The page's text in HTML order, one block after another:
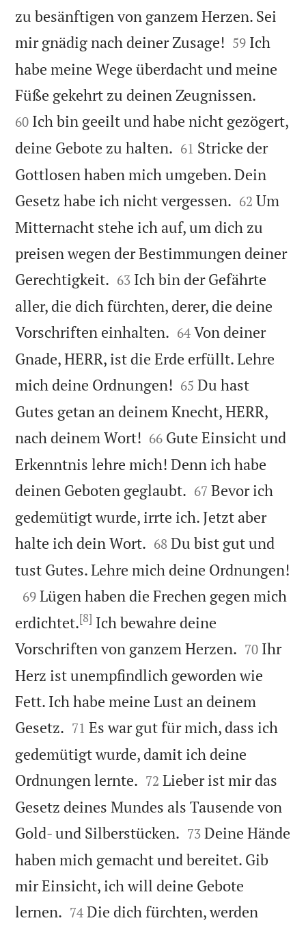
zu besänftigen von ganzem Herzen. Sei
mir gnädig nach deiner Zusage! 

59 Ich
habe meine Wege überdacht und meine
Füße gekehrt zu deinen Zeugnissen.
60 Ich bin geeilt und habe nicht gezögert,
deine Gebote zu halten. 

61 Stricke der
Gottlosen haben mich umgeben. Dein
Gesetz habe ich nicht vergessen. 

62 Um
Mitternacht stehe ich auf, um dich zu
preisen wegen der Bestimmungen deiner
Gerechtigkeit. 

63 Ich bin der Gefährte
aller, die dich fürchten, derer, die deine
Vorschriften einhalten. 

64 Von deiner
Gnade, HERR, ist die Erde erfüllt. Lehre
mich deine Ordnungen! 

65 Du hast
Gutes getan an deinem Knecht, HERR,
nach deinem Wort! 

66 Gute Einsicht und
Erkenntnis lehre mich! Denn ich habe
deinen Geboten geglaubt. 

67 Bevor ich
gedemütigt wurde, irrte ich. Jetzt aber
halte ich dein Wort. 

68 Du bist gut und
tust Gutes. Lehre mich deine Ordnungen!

69 Lügen haben die Frechen gegen mich
erdichtet.[8] Ich bewahre deine
Vorschriften von ganzem Herzen. 

70 Ihr
Herz ist unempfindlich geworden wie
Fett. Ich habe meine Lust an deinem
Gesetz. 

71 Es war gut für mich, dass ich
gedemütigt wurde, damit ich deine
Ordnungen lernte. 

72 Lieber ist mir das
Gesetz deines Mundes als Tausende von
Gold- und Silberstücken. 

73 Deine Hände
haben mich gemacht und bereitet. Gib
mir Einsicht, ich will deine Gebote
lernen. 

74 Die dich fürchten, werden